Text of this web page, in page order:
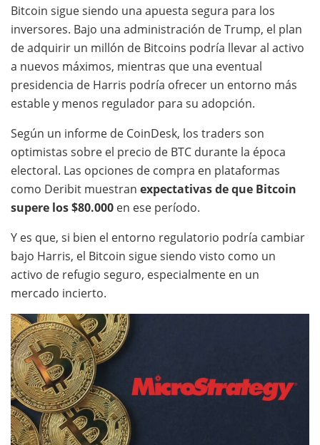
Bitcoin sigue siendo una apuesta segura para los
inversores. Bajo una administración de Trump, el plan
de adquirir un millón de Bitcoins podría llevar al activo
a nuevos máximos, mientras que una eventual
presidencia de Harris podría ofrecer un entorno más
estable y menos regulador para su adopción.
Según un informe de CoinDesk, los traders son
optimistas sobre el precio de BTC durante la época
electoral. Las opciones de compra en plataformas
como Deribit muestran expectativas de que Bitcoin
supere los $80.000 en ese período.
Y es que, si bien el entorno regulatorio podría cambiar
bajo Harris, el Bitcoin sigue siendo visto como un
activo de refugio seguro, especialmente en un
mercado incierto.